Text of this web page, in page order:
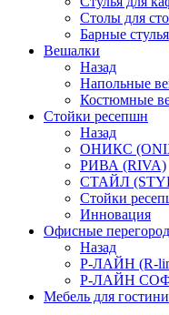
Столы для
Барные стулья
Вешалки
Назад
Напольные
Костюмные
Стойки ресепшн
Назад
ОНИКС
РИВА (RIVA)
СТАЙЛ
Стойки
Инновация
Офисные
Назад
Р-ЛАЙН (R-
Р-ЛАЙН
Мебель для